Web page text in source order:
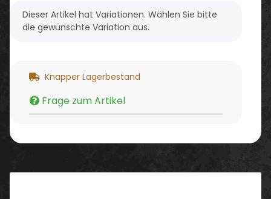
x
Dieser Artikel hat Variationen. Wählen Sie bitte
die gewünschte Variation aus.
Knapper Lagerbestand
Frage zum Artikel